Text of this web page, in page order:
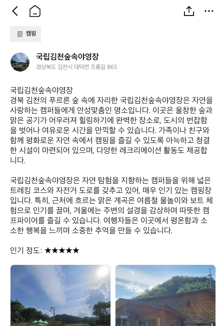
캠핑
국
립
천
숲
속
야
영
장
국립김천숲속야영장
경상북도 김천시 대덕면 조룡길 865
국립김천숲속야영장
경북 김천의 푸르른 숲 속에 자리한 국립김천숲속야영장은 자연을
사랑하는 캠퍼들에게 안성맞춤인 명소입니다. 이곳은 울창한 숲과
맑은 공기가 어우러져 힐링하기에 완벽한 장소로, 도시의 번잡함
을 벗어나 여유로운 시간을 만끽할 수 있습니다. 가족이나 친구와
함께 평화로운 자연 속에서 캠핑을 즐길 수 있도록 아늑하고 청결
한 시설이 마련되어 있으며, 다양한 레크리에이션 활동도 제공합
니다.
국립김천숲속야영장은 자연 탐험을 지향하는 캠퍼들을 위해 넓은
트레킹 코스와 자전거 도로를 갖추고 있어, 매우 인기 있는 캠핑장
입니다. 특히, 근처에 흐르는 맑은 계곡은 여름철 물놀이와 보트 체
험으로 인기를 끌며, 겨울에는 주변의 설경을 감상하며 따뜻한 캠
프파이어를 즐길 수 있습니다. 여행자들은 이곳에서 평온함과 소
소한 행복을 느끼며 소중한 추억을 만들 수 있습니다.
인기 정도: ★★★★★
국
천
숲
속
국
립
김
천
숲
속